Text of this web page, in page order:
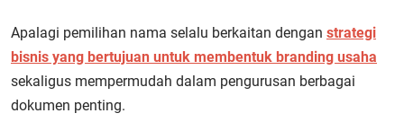
Apalagi pemilihan nama selalu berkaitan dengan strategi
bisnis yang bertujuan untuk membentuk branding usaha
sekaligus mempermudah dalam pengurusan berbagai
dokumen penting.